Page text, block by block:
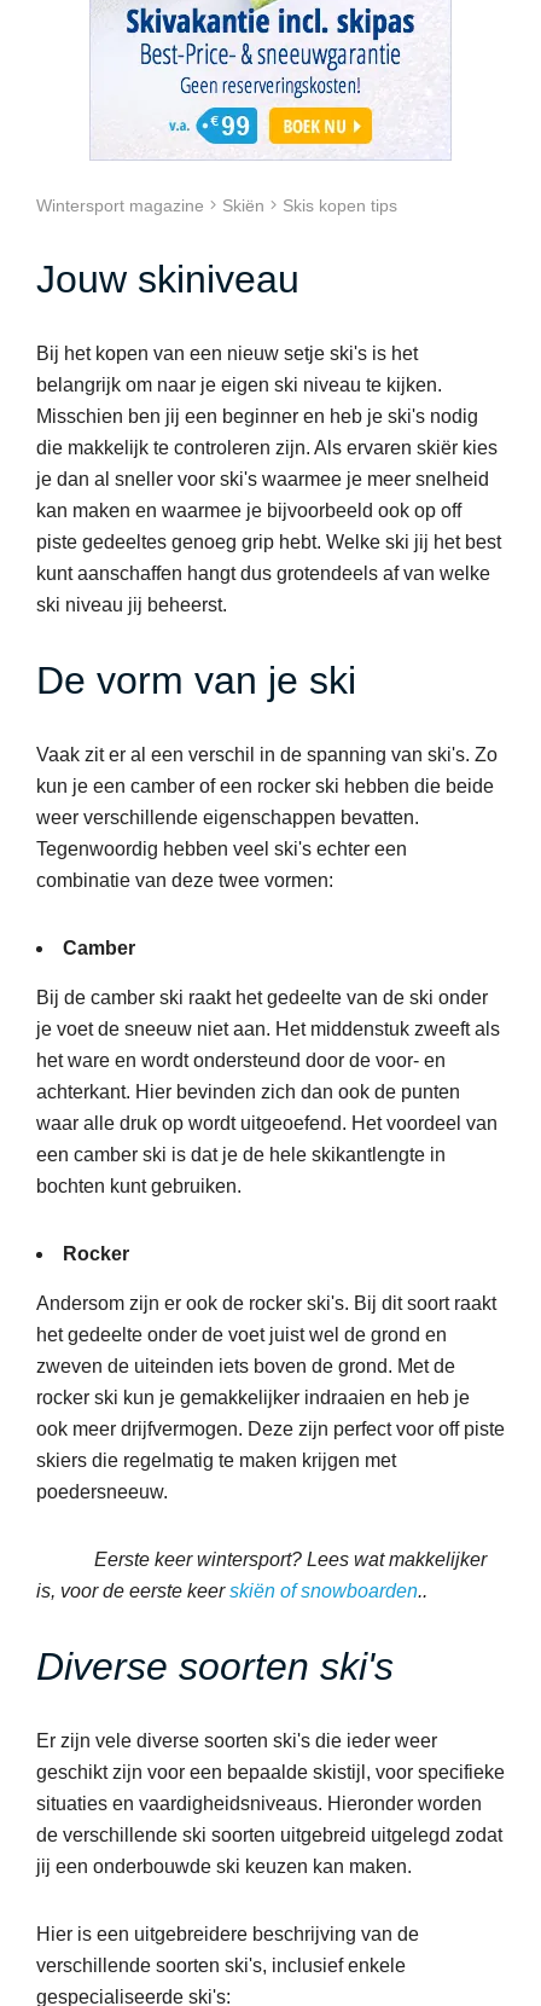
Wintersport magazine Skiën Skis kopen tips
Jouw skiniveau
Bij het kopen van een nieuw setje ski's is het
belangrijk om naar je eigen ski niveau te kijken.
Misschien ben jij een beginner en heb je ski's nodig
die makkelijk te controleren zijn. Als ervaren skiër kies
je dan al sneller voor ski's waarmee je meer snelheid
kan maken en waarmee je bijvoorbeeld ook op off
piste gedeeltes genoeg grip hebt. Welke ski jij het best
kunt aanschaffen hangt dus grotendeels af van welke
ski niveau jij beheerst.
De vorm van je ski
Vaak zit er al een verschil in de spanning van ski's. Zo
kun je een camber of een rocker ski hebben die beide
weer verschillende eigenschappen bevatten.
Tegenwoordig hebben veel ski's echter een
combinatie van deze twee vormen:
Camber
Bij de camber ski raakt het gedeelte van de ski onder
je voet de sneeuw niet aan. Het middenstuk zweeft als
het ware en wordt ondersteund door de voor- en
achterkant. Hier bevinden zich dan ook de punten
waar alle druk op wordt uitgeoefend. Het voordeel van
een camber ski is dat je de hele skikantlengte in
bochten kunt gebruiken.
Rocker
Andersom zijn er ook de rocker ski's. Bij dit soort raakt
het gedeelte onder de voet juist wel de grond en
zweven de uiteinden iets boven de grond. Met de
rocker ski kun je gemakkelijker indraaien en heb je
ook meer drijfvermogen. Deze zijn perfect voor off piste
skiers die regelmatig te maken krijgen met
poedersneeuw.
Eerste keer wintersport? Lees wat makkelijker
is, voor de eerste keerskiën of snowboarden..
Diverse soorten ski's
Er zijn vele diverse soorten ski's die ieder weer
geschikt zijn voor een bepaalde skistijl, voor specifieke
situaties en vaardigheidsniveaus. Hieronder worden
de verschillende ski soorten uitgebreid uitgelegd zodat
jij een onderbouwde ski keuzen kan maken.
Hier is een uitgebreidere beschrijving van de
verschillende soorten ski's, inclusief enkele
gespecialiseerde ski's: